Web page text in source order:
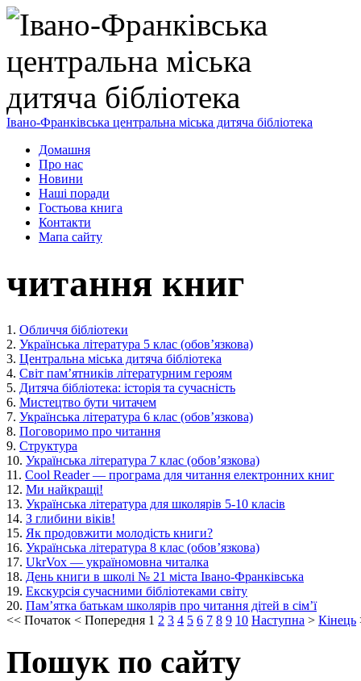
Івано-Франківська центральна міська дитяча бібліотека
Домашня
Про нас
Новини
Наші поради
Гостьова книга
Контакти
Мапа сайту
читання книг
1. Обличчя бібліотеки
2. Українська література 5 клас (обов’язкова)
3. Центральна міська дитяча бібліотека
4. Світ пам’ятників літературним героям
5. Дитяча бібліотека: історія та сучасність
6. Мистецтво бути читачем
7. Українська література 6 клас (обов’язкова)
8. Поговоримо про читання
9. Структура
10. Українська література 7 клас (обов’язкова)
11. Cool Reader — програма для читання електронних книг
12. Ми найкращі!
13. Українська література для школярів 5-10 класів
14. З глибини віків!
15. Як продовжити молодість книги?
16. Українська література 8 клас (обов’язкова)
17. UkrVox — україномовна читалка
18. День книги в школі № 21 міста Івано-Франківська
19. Екскурсія сучасними бібліотеками світу
20. Пам’ятка батькам школярів про читання дітей в сім’ї
<< Початок < Попередня 1 2 3 4 5 6 7 8 9 10 Наступна > Кінець
Пошук по сайту